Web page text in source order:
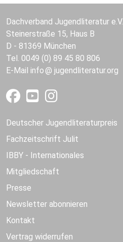
Dachverband Jugendliteratur e.V.
Steinerstraße 15, Haus B
D - 81369 München
Tel. 0049 (0) 89 45 80 806
E-Mail info jugendliteratur.org
Deutscher Jugendliteraturpreis
Fachzeitschrift Julit
IBBY - Internationales
Mitgliedschaft
Presse
Newsletter abonnieren
Kontakt
Vertrag widerrufen